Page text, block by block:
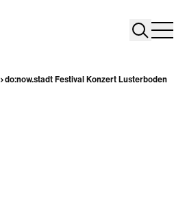
Search
do:now.stadt Festival Konzert Lusterboden